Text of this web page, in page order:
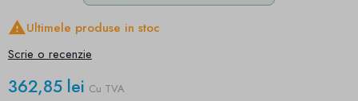
Ultimele produse in stoc
Scrie o recenzie
362,85 lei Cu TVA